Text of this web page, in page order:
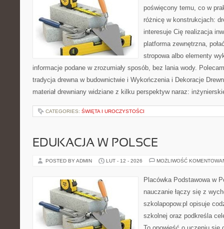
poświęcony temu, co w
różnicę w konstrukcjach:
interesuje Cię realizacja
platforma zewnętrzna,
stropowa albo elementy
informacje podane w zrozumiały sposób, bez lania wody.
tradycja drewna w budownictwie i Wykończenia i Dekoracje
materiał drewniany widziane z kilku perspektyw naraz:
CATEGORIES: ŚWIĘTA I UROCZYSTOŚCI
EDUKACJA W POLSCE
POSTED BY ADMIN LUT - 12 - 2026 MOŻLIWOŚĆ
Placówka Podstawowa w
nauczanie łączy się z
szkolapopow.pl opisuje
szkolnej oraz podkreśla